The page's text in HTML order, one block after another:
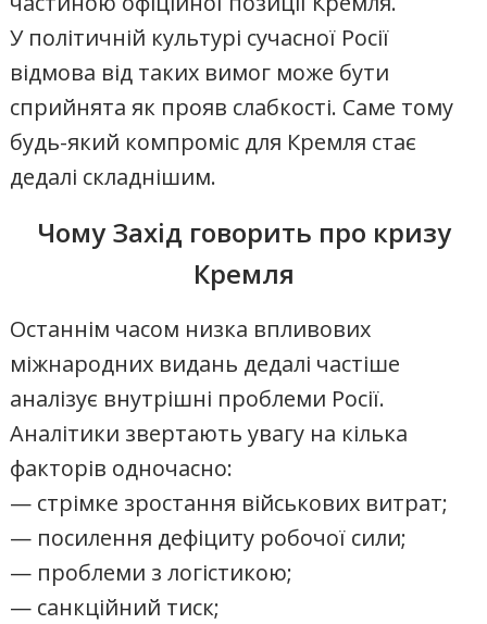
У політичній культурі сучасної Росії
відмова від таких вимог може бути
сприйнята як прояв слабкості. Саме тому
будь-який компроміс для Кремля стає
дедалі складнішим.
Чому Захід говорить про кризу
Кремля
Останнім часом низка впливових
міжнародних видань дедалі частіше
аналізує внутрішні проблеми Росії.
Аналітики звертають увагу на кілька
факторів одночасно:
— стрімке зростання військових витрат;
— посилення дефіциту робочої сили;
— проблеми з логістикою;
— санкційний тиск;